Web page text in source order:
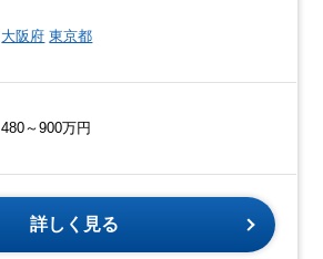
大阪府 東京都
480～900万円
詳しく見る